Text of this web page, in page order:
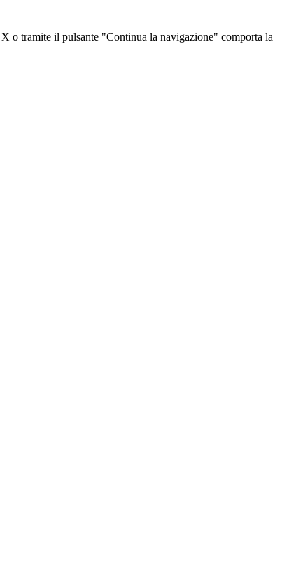
o tramite il pulsante "Continua la navigazione" comporta la